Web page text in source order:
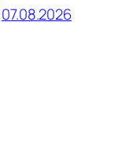
07.08.2026